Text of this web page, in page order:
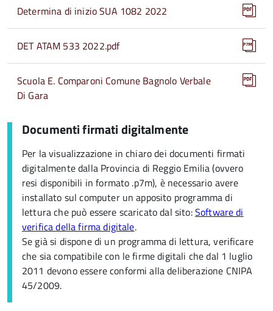
Determina di inizio SUA 1082 2022
DET ATAM 533 2022.pdf
Scuola E. Comparoni Comune Bagnolo Verbale
Di Gara
Documenti firmati digitalmente
Per la visualizzazione in chiaro dei documenti firmati
digitalmente dalla Provincia di Reggio Emilia (ovvero
resi disponibili in formato .p7m), è necessario avere
installato sul computer un apposito programma di
lettura che può essere scaricato dal sito:Software di
verifica della firma digitale.
Se già si dispone di un programma di lettura, verificare
che sia compatibile con le firme digitali che dal 1 luglio
2011 devono essere conformi alla deliberazione CNIPA
45/2009.